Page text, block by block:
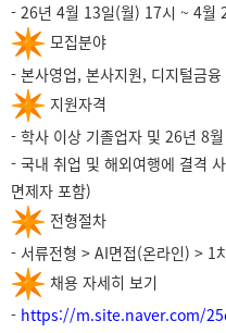
- 26년 4월 13일(월) 17시 ~ 4월
모집분야
- 본사영업, 본사지원, 디지털금
지원자격
- 학사 이상 기졸업자 및 26년 8
- 국내 취업 및 해외여행에 결격
면제자 포함)
전형절차
- 서류전형 > AI면접(온라인) > 1
채용 자세히 보기
- https://m.site.naver.com/